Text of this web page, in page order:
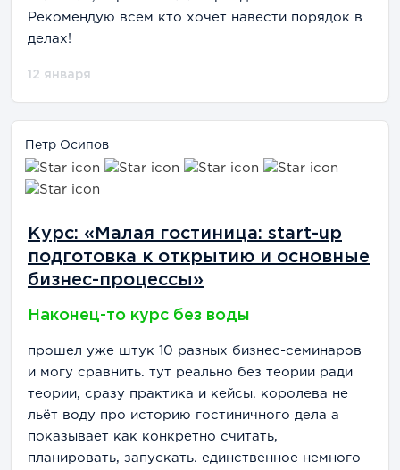
Рекомендую всем кто хочет навести порядок в
делах!
12 января
Петр Осипов
Курс: «Малая гостиница: start-up
подготовка к открытию и основные
бизнес-процессы»
Наконец-то курс без воды
прошел уже штук 10 разных бизнес-семинаров
и могу сравнить. тут реально без теории ради
теории, сразу практика и кейсы. королева не
льёт воду про историю гостиничного дела а
показывает как конкретно считать,
планировать, запускать. единственное немного